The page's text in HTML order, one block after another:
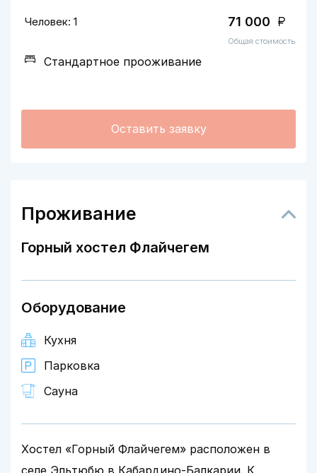
71 000
Общая стоимость
Человек: 1
Стандартное прооживание
Оставить заявку
Проживание
Горный хостел Флайчегем
Оборудование
Кухня
Парковка
Сауна
Хостел «Горный Флайчегем» расположен в
селе Эльтюбю в Кабардино-Балкарии. К